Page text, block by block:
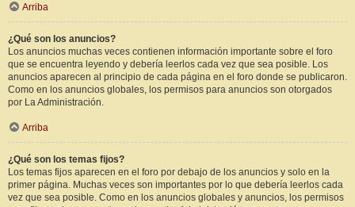
Arriba
¿Qué son los anuncios?
Los anuncios muchas veces contienen información importante sobre el foro
que se encuentra leyendo y debería leerlos cada vez que sea posible. Los
anuncios aparecen al principio de cada página en el foro donde se publicaron.
Como en los anuncios globales, los permisos para anuncios son otorgados
por La Administración.
Arriba
¿Qué son los temas fijos?
Los temas fijos aparecen en el foro por debajo de los anuncios y solo en la
primer página. Muchas veces son importantes por lo que debería leerlos cada
vez que sea posible. Como en los anuncios globales y anuncios, los permisos